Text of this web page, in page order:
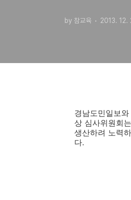
by 참교육 2013. 12.
경남도민일보
상 심사위원회
생산하려 노력
다.